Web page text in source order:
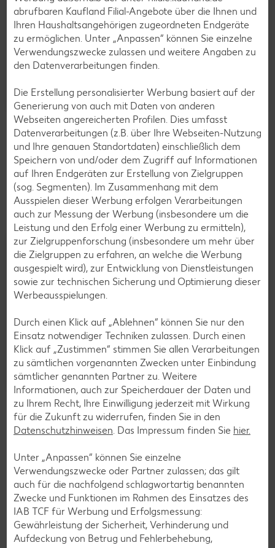
K-CLASSIC
Toilettenpapier Soft XXL
5.99
Aktueller Prospekt
Frisches Obst und Gemüse
Gültig vom 06.08.2026 bis 12.08.2026
Rispentomaten,
lose
-23%
0.99
1.29
Ecuador./kolum
b. Bananen,
lose
je kg
-23%
0.99
1.29
AKTION
»SunGold«
je 3-St.-Packg.
nur
Zeige alle Angebote
Aktuelles
Aktuelle Gewinnspiele, Treueaktionen, Rezepte und viele
andere Themen.
abrufbaren Kaufland Filial-Angebote über die Ihnen und
Ihren Haushaltsangehörigen zugeordneten Endgeräte
zu ermöglichen. Unter „Anpassen“ können Sie einzelne
Verwendungszwecke zulassen und weitere Angaben zu
den Datenverarbeitungen finden.
Die Erstellung personalisierter Werbung basiert auf der
Generierung von auch mit Daten von anderen
Webseiten angereicherten Profilen. Dies umfasst
Datenverarbeitungen (z.B. über Ihre Webseiten-Nutzung
und Ihre genauen Standortdaten) einschließlich dem
Speichern von und/oder dem Zugriff auf Informationen
auf Ihren Endgeräten zur Erstellung von Zielgruppen
(sog. Segmenten). Im Zusammenhang mit dem
Ausspielen dieser Werbung erfolgen Verarbeitungen
auch zur Messung der Werbung (insbesondere um die
Leistung und den Erfolg einer Werbung zu ermitteln),
zur Zielgruppenforschung (insbesondere um mehr über
die Zielgruppen zu erfahren, an welche die Werbung
ausgespielt wird), zur Entwicklung von Dienstleistungen
sowie zur technischen Sicherung und Optimierung dieser
Werbeausspielungen.
Durch einen Klick auf „Ablehnen“ können Sie nur den
Einsatz notwendiger Techniken zulassen. Durch einen
Klick auf „Zustimmen“ stimmen Sie allen Verarbeitungen
zu sämtlichen vorgenannten Zwecken unter Einbindung
sämtlicher genannten Partner zu. Weitere
Informationen, auch zur Speicherdauer der Daten und
zu Ihrem Recht, Ihre Einwilligung jederzeit mit Wirkung
für die Zukunft zu widerrufen, finden Sie in den
Datenschutzhinweisen . Das Impressum finden Sie hier.
Unter „Anpassen“ können Sie einzelne
Verwendungszwecke oder Partner zulassen; das gilt
auch für die nachfolgend schlagwortartig benannten
Zwecke und Funktionen im Rahmen des Einsatzes des
IAB TCF für Werbung und Erfolgsmessung:
Gewährleistung der Sicherheit, Verhinderung und
Aufdeckung von Betrug und Fehlerbehebung,